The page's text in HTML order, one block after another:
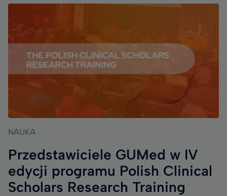
NAUKA
Przedstawiciele GUMed w IV
edycji programu Polish Clinical
Scholars Research Training